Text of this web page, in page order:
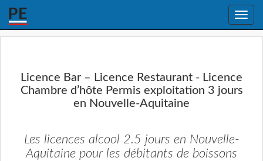
Toggle
Licence Bar – Licence Restaurant - Licence
Chambre d’hôte Permis exploitation 3 jours
en Nouvelle-Aquitaine
Les licences alcool 2.5 jours en Nouvelle-
Aquitaine pour les débitants de boissons